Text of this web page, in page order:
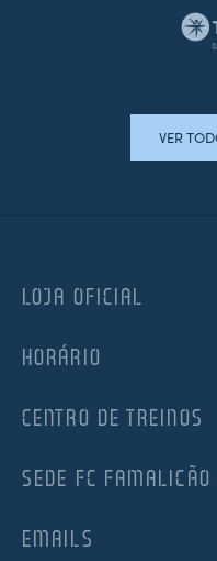
VER
LOJA OFICIAL
HORÁRIO
CENTRO DE TREINOS
SEDE FC
EMAILS